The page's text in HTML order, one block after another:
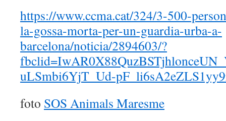
https://www.ccma.cat/324/3-500-
la-gossa-morta-per-un-guardia-urba-a-
barcelona/noticia/2894603/?
uLSmbi6YjT_Ud-
foto SOS Animals Maresme